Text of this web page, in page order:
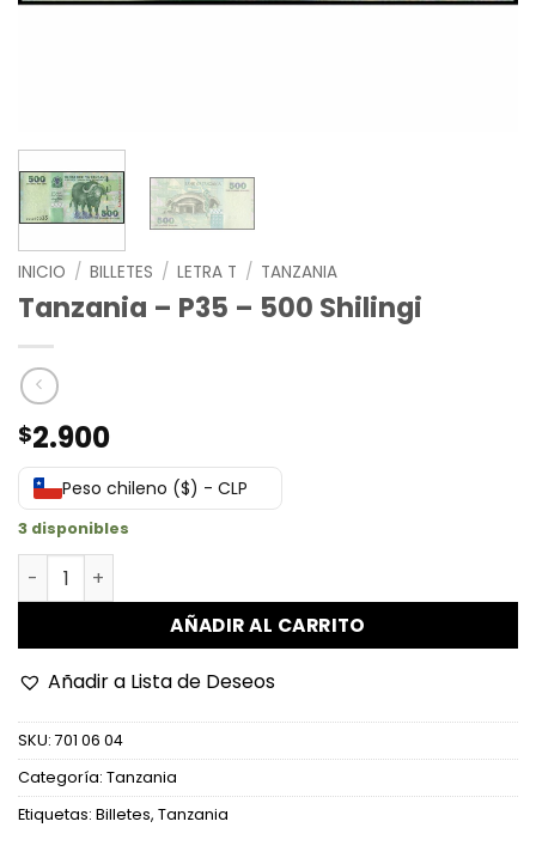
INICIO / BILLETES / LETRA T / TANZANIA
Tanzania – P35 – 500 Shilingi
$2.900
Peso chileno ($) - CLP
3 disponibles
Tanzania - P35 - 500 Shilingi cantidad
AÑADIR AL CARRITO
Añadir a Lista de Deseos
SKU: 701 06 04
Categoría: Tanzania
Etiquetas: Billetes, Tanzania